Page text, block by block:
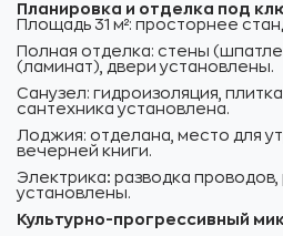
Планировка и отделка под
Площадь 31 м²: просторнее
Полная отделка: стены
(ламинат), двери установлены.
Санузел: гидроизоляция,
сантехника установлена.
Лоджия: отделана, место для
вечерней книги.
Электрика: разводка
установлены.
Культурно-прогрессивный